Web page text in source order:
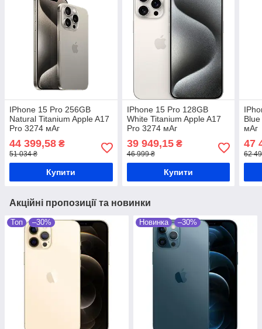
IPhone 15 Pro 256GB
Natural Titanium Apple A17
Pro 3274 мАг
44 399,58 ₴
51 034 ₴
Купити
IPhone 15 Pro 128GB
White Titanium Apple A17
Pro 3274 мАг
39 949,15₴
46 999 ₴
Купити
мАг
47
62
Акційні пропозиції та новинки
Топ –30% Новинка –30%